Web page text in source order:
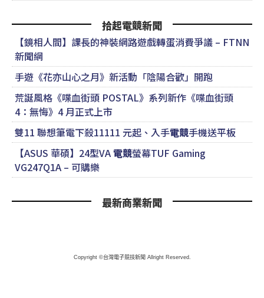
拾起電競新聞
【鏡相人間】課長的神裝網路遊戲轉蛋消費爭議 – FTNN
新聞網
手遊《花亦山心之月》新活動「陰陽合歡」開跑
荒誕風格《喋血街頭 POSTAL》系列新作《喋血街頭
4：無悔》4 月正式上市
雙11 聯想筆電下殺11111 元起、入手電競手機送平板
【ASUS 華碩】24型VA電競螢幕TUF Gaming
VG247Q1A – 可購樂
最新商業新聞
Copyright ©台灣電子競技新聞 Allright Reserved.